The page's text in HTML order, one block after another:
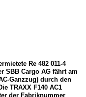
Re 482 011-4
SBB Cargo AG fährt am
Ganzzug) durch den
TRAXX F140 AC1
der Fabriknummer